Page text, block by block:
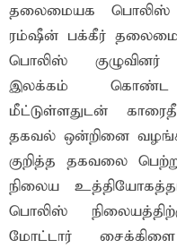
தலைமையக பொலிஸ்
ரம்ஷீன் பக்கீர்
பொலிஸ் குழுவினர்
இலக்கம் கொண்ட
மீட்டுள்ளதுடன்
தகவல் ஒன்றினை
குறித்த தகவலை
நிலைய
பொலிஸ்
மோட்டார்